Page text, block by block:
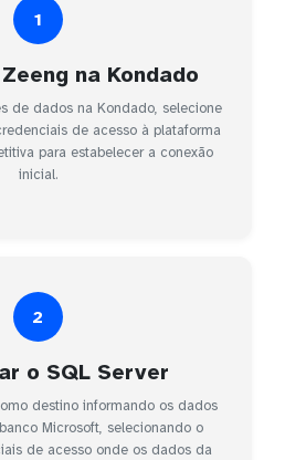
1
na Kondado
de dados na Kondado, selecione
de acesso à plataforma
para estabelecer a conexão
inicial.
2
o SQL Server
destino informando os dados
Microsoft, selecionando o
de acesso onde os dados da